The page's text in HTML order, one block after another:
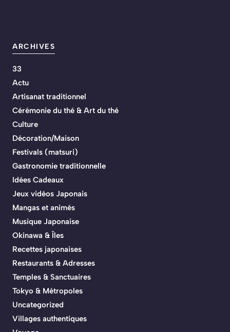
ARCHIVES
33
Actu
Artisanat traditionnel
Cérémonie du thé & Art du thé
Culture
Décoration/Maison
Festivals (matsuri)
Gastronomie traditionnelle
Idées Cadeaux
Jeux vidéos Japonais
Mangas et animés
Musique Japonaise
Okinawa & Îles
Recettes japonaises
Restaurants & Adresses
Temples & Sanctuaires
Tokyo & Métropoles
Uncategorized
Villages authentiques